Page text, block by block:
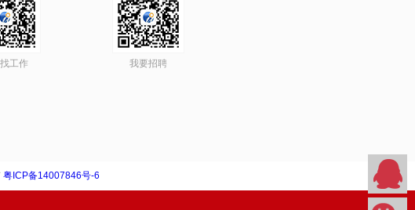
工作 我要招聘
粤ICP备14007846号-6